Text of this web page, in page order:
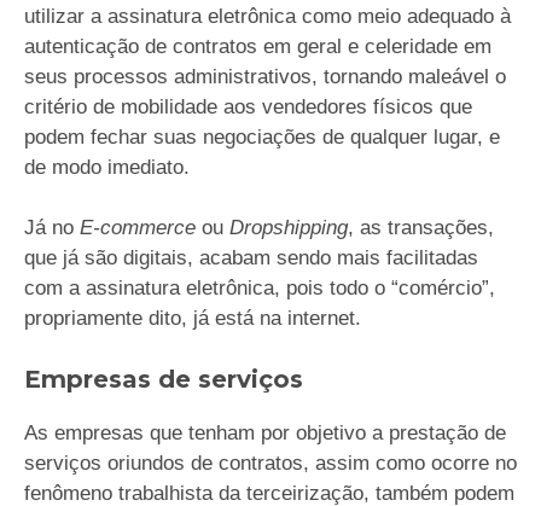
utilizar a assinatura eletrônica como meio adequado à
autenticação de contratos em geral e celeridade em
seus processos administrativos, tornando maleável o
critério de mobilidade aos vendedores físicos que
podem fechar suas negociações de qualquer lugar, e
de modo imediato.
Já no E-commerce ou Dropshipping, as transações,
que já são digitais, acabam sendo mais facilitadas
com a assinatura eletrônica, pois todo o “comércio”,
propriamente dito, já está na internet.
Empresas de serviços
As empresas que tenham por objetivo a prestação de
serviços oriundos de contratos, assim como ocorre no
fenômeno trabalhista da terceirização, também podem